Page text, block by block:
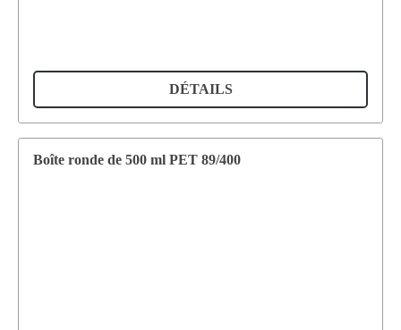
DÉTAILS
Boîte ronde de 500 ml PET 89/400